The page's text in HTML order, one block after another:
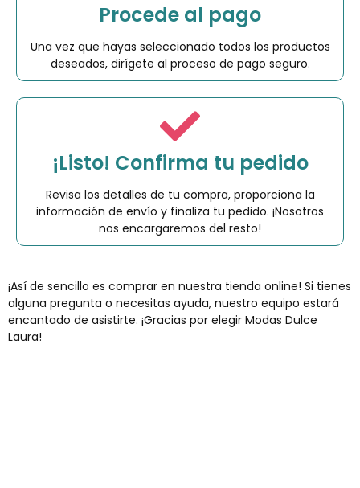
Procede al pago
Una vez que hayas seleccionado todos los productos
deseados, dirígete al proceso de pago seguro.
¡Listo! Confirma tu pedido
Revisa los detalles de tu compra, proporciona la
información de envío y finaliza tu pedido. ¡Nosotros
nos encargaremos del resto!
¡Así de sencillo es comprar en nuestra tienda online! Si tienes
alguna pregunta o necesitas ayuda, nuestro equipo estará
encantado de asistirte. ¡Gracias por elegir Modas Dulce
Laura!